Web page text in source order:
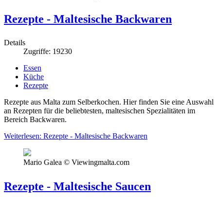
Rezepte - Maltesische Backwaren
Details
Zugriffe: 19230
Essen
Küche
Rezepte
Rezepte aus Malta zum Selberkochen. Hier finden Sie eine Auswahl
an Rezepten für die beliebtesten, maltesischen Spezialitäten im
Bereich Backwaren.
Weiterlesen: Rezepte - Maltesische Backwaren
Mario Galea © Viewingmalta.com
Rezepte - Maltesische Saucen